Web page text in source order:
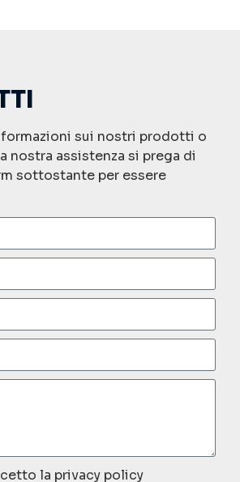
sui nostri prodotti o
nostra assistenza si prega di
sottostante per essere
la privacy policy